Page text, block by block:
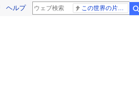
ヘルプ